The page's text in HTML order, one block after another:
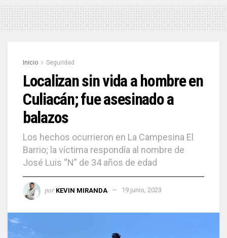
Inicio Seguridad
Localizan sin vida a hombre en
Culiacán; fue asesinado a
balazos
Los hechos ocurrieron en La Campesina El
Barrio; la víctima respondía al nombre de
José Luis “N” de 34 años de edad
por KEVIN MIRANDA 19 junio, 2023